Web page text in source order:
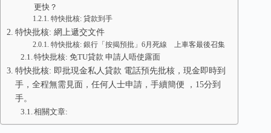
更快？
特快批核: 貸款到手
特快批核: 網上遞交文件
特快批核: 銀行「按揭預批」6月死線 上車客最後召集
特快批核: 免TU貸款 申請人唔使露面
特快批核: 即批現金私人貸款 電話預先批核，現金即時到
手，全程無需見面，任何人士申請，手續簡便 ，15分到
手。
相關文章: